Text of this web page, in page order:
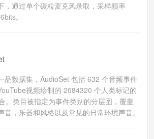
，通过单个碳粒麦克风录取，采样频率
。
品数据集，AudioSet 包括 632 个音频事件
视频绘制的 2084320 个人类标记的
。类目被指定为事件类别的分层图，覆盖
音，乐器和风格以及常见的日常环境声音。